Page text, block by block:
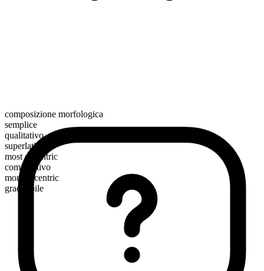
composizione morfologica
semplice
qualitativo
superlativo
most eccentric
comparativo
more eccentric
graduabile